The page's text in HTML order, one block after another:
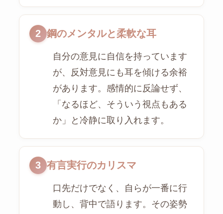
2 鋼のメンタルと柔軟な耳
自分の意見に自信を持っています
が、反対意見にも耳を傾ける余裕
があります。感情的に反論せず、
「なるほど、そういう視点もある
か」と冷静に取り入れます。
3 有言実行のカリスマ
口先だけでなく、自らが一番に行
動し、背中で語ります。その姿勢